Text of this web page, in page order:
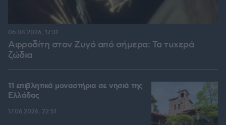
Αφροδίτη στον Ζυγό από σήμερα: Τα τυχερά
ζώδια
06.08.2026, 17:31
11 επιβλητικά μοναστήρια σε νησιά της
Ελλάδας
17.06.2026, 22:51